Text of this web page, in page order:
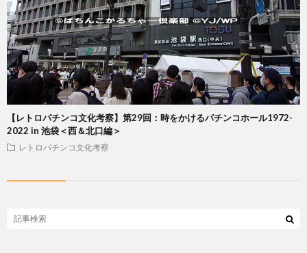
【レトロパチンコ文化考察】第29回：時をかけるパチンコホール1972-
2022 in 池袋＜西＆北口編＞
レトロパチンコ文化考察